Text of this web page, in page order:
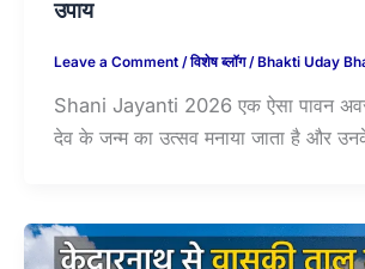
उपाय
Leave a Comment /विशेष ब्लॉग/ Bhakti Uday
Shani Jayanti 2026 एक ऐसा पावन
देव के जन्म का उत्सव मनाया जाता है और